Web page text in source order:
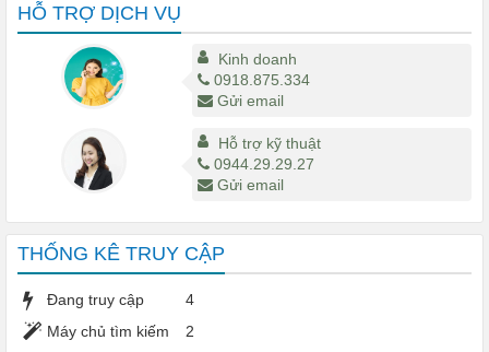
HỖ TRỢ DỊCH VỤ
Kinh doanh
0918.875.334
Gửi email
Hỗ trợ kỹ thuật
0944.29.29.27
Gửi email
THỐNG KÊ TRUY CẬP
Đang truy cập
4
Máy chủ tìm kiếm
2